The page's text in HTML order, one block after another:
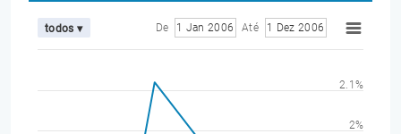
todos ▾ De 1 Jan 2006 Até 1 Dez 2006
2%
2.1%